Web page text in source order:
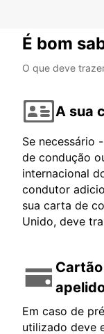
É bom
O que deve
A sua
Se necessário
de condução
internacional
condutor
sua carta de
Unido, deve
Em caso de
utilizado deve